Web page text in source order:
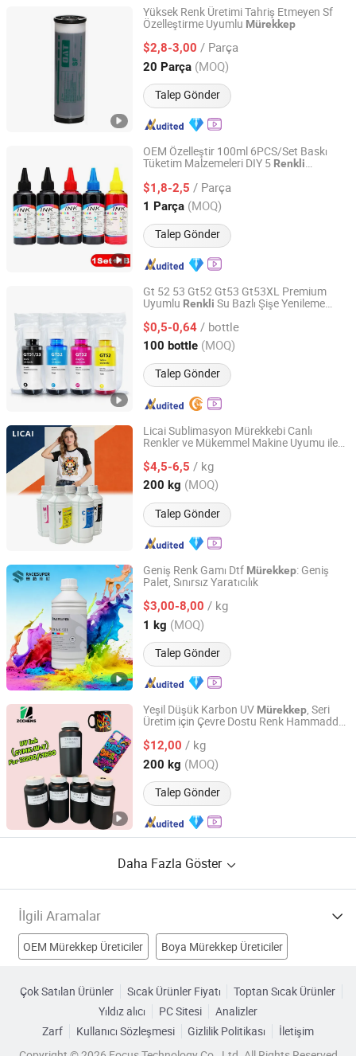
Yüksek Renk Üretimi Tahriş Etmeyen Sf
Özelleştirme Uyumlu Mürekkep
$2,8-3,00 / Parça
20 Parça (MOQ)
Talep Gönder
Xiamen O-Atronic Computer Material Co., Ltd.
Fujian, China Fiyat 2010
OEM Özelleştir 100ml 6PCS/Set Baskı
Tüketim Malzemeleri DIY 5 Renkli
IX6580 Pasta Yazıcısı
$1,8-2,5 / Parça
1 Parça (MOQ)
Talep Gönder
Prospect Image Products Limited of Zhuhai
Guangdong, China Fiyat 2024
Gt 52 53 Gt52 Gt53 Gt53XL Premium
Uyumlu Renkli Su Bazlı Şişe Yenileme
için
$0,5-0,64 / bottle
100 bottle (MOQ)
Talep Gönder
Shenzhen Cainuo Technology Co., Ltd.
Guangdong, China Fiyat 2021
Licai Sublimasyon Mürekkebi Canlı
Renkler ve Mükemmel Makine Uyumu ile
Popüler Hale Getiriyor
$4,5-6,5 / kg
200 kg (MOQ)
Talep Gönder
Shaoxing Licai Digital Technology Co., Ltd.
Zhejiang, China Fiyat 2024
Geniş Renk Gamı Dtf Mürekkep: Geniş
Palet, Sınırsız Yaratıcılık
$3,00-8,00 / kg
1 kg (MOQ)
Talep Gönder
Dongguan Racesuper New Material Technology Co., Ltd
Guangdong, China Fiyat 2025
Yeşil Düşük Karbon UV Mürekkep, Seri
Üretim için Çevre Dostu Renk Hammadde
$12,00 / kg
200 kg (MOQ)
Talep Gönder
Guangdong Zhongcang Materials Co., Ltd
Guangdong, China Fiyat 2025
Daha Fazla Göster
İlgili Aramalar
OEM Mürekkep Üreticiler Boya Mürekkep Üreticiler
Çözücü Bazlı Mürekkep Fabrikalar
Çok Satılan Ürünler Sıcak Ürünler Fiyatı
Toptan Sıcak Ürünler
Yıldız alıcı
PC Sitesi
Analizler
Zarf
Kullanıcı Sözleşmesi Gizlilik Politikası
İletişim